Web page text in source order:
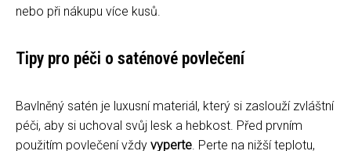
nebo při nákupu více kusů.
Tipy pro péči o saténové povlečení
Bavlněný satén je luxusní materiál, který si zaslouží zvláštní
péči, aby si uchoval svůj lesk a hebkost. Před prvním
použitím povlečení vždy vyperte . Perte na nižší teplotu,